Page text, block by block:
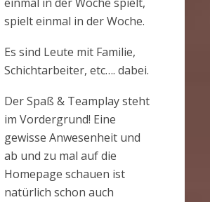
spielt einmal in der Woche.
Es sind Leute mit Familie,
Schichtarbeiter, etc…. dabei.
Der Spaß & Teamplay steht
im Vordergrund! Eine
gewisse Anwesenheit und
ab und zu mal auf die
Homepage schauen ist
natürlich schon auch